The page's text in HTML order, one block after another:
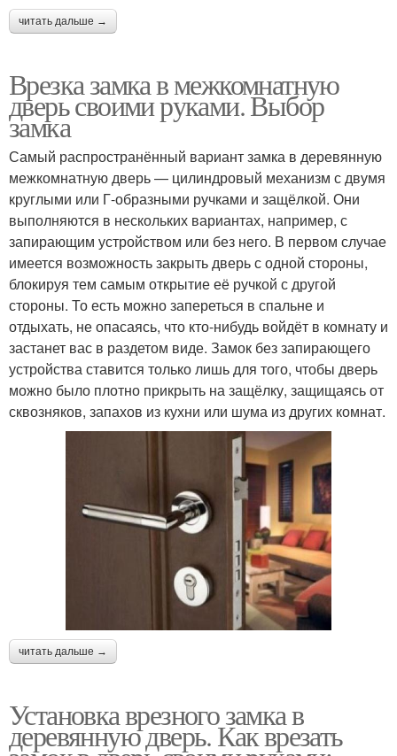
читать дальше →
Врезка замка в межкомнатную
дверь своими руками. Выбор
замка
Самый распространённый вариант замка в деревянную
межкомнатную дверь — цилиндровый механизм с двумя
круглыми или Г-образными ручками и защёлкой. Они
выполняются в нескольких вариантах, например, с
запирающим устройством или без него. В первом случае
имеется возможность закрыть дверь с одной стороны,
блокируя тем самым открытие её ручкой с другой
стороны. То есть можно запереться в спальне и
отдыхать, не опасаясь, что кто-нибудь войдёт в комнату и
застанет вас в раздетом виде. Замок без запирающего
устройства ставится только лишь для того, чтобы дверь
можно было плотно прикрыть на защёлку, защищаясь от
сквозняков, запахов из кухни или шума из других комнат.
читать дальше →
Установка врезного замка в
деревянную дверь. Как врезать